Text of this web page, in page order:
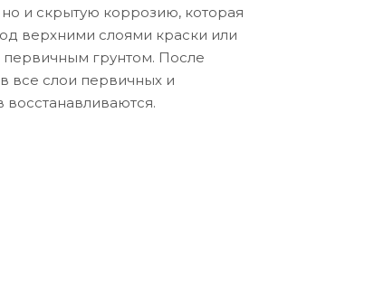
и скрытую коррозию, которая
верхними слоями краски или
грунтом. После
все слои первичных и
восстанавливаются.